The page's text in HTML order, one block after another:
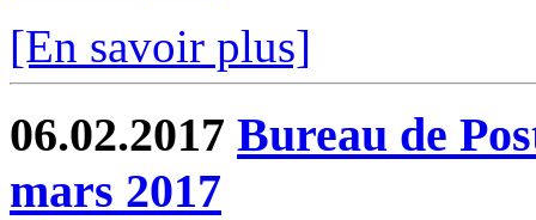
[En savoir plus]
06.02.2017 Bureau de
mars 2017